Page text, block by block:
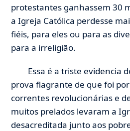
protestantes ganhassem 30
a Igreja Católica perdesse
fiéis, para eles ou para as
para a irreligião.
Essa é a triste evidencia
prova flagrante de que foi
correntes revolucionárias e
muitos prelados levaram a
desacreditada junto aos